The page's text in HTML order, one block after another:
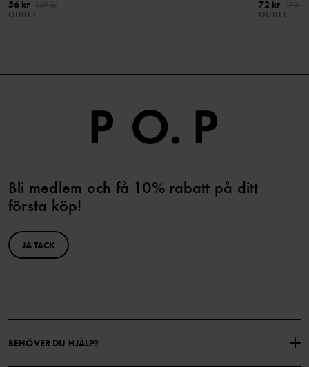
56 kr
OUTLET
72 kr
OUTLET
Bli medlem och få 10% rabatt på ditt
första köp!
JA TACK
BEHÖVER DU HJÄLP?